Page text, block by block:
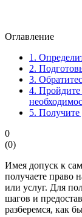
Оглавление
1.
2.
3.
4.
5. Получите
0
(0)
Имея допуск к
получаете право
или услуг. Для
шагов и
разберемся, как